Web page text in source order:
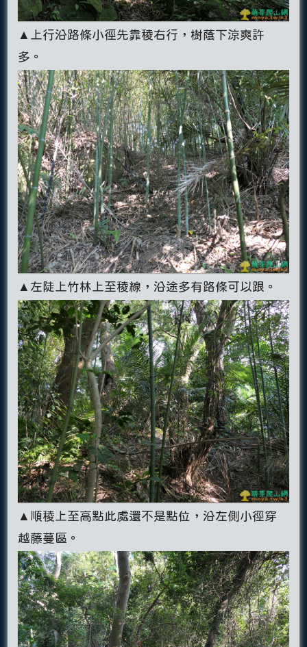
▲上行沿路條小徑先靠稜右行，樹蔭下涼爽許
多。
▲左陡上竹林上至稜線，沿途多有路條可以跟。
▲順稜上至高點此處還不是點位，沿左側小徑穿
越藤蔓區。